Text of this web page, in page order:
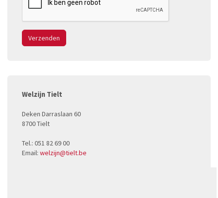
Verzenden
Welzijn Tielt
Deken Darraslaan 60
8700 Tielt
Tel.: 051 82 69 00
Email: welzijn@tielt.be